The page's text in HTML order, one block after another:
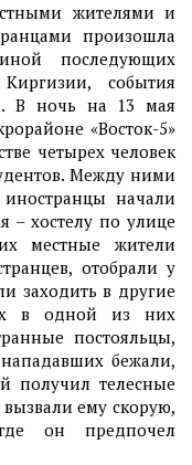
жителями и
произошла
последующих
события
В ночь на 13 мая
«Восток-5»
четырех человек
Между ними
начали
– хостелу по улице
местные жители
отобрали у
заходить в другие
в одной из них
постояльцы,
бежали,
получил телесные
ему скорую,
он предпочел